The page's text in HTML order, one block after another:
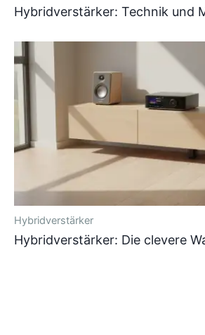
Hybridverstärker: Technik und
Hybridverstärker
Hybridverstärker: Die clevere